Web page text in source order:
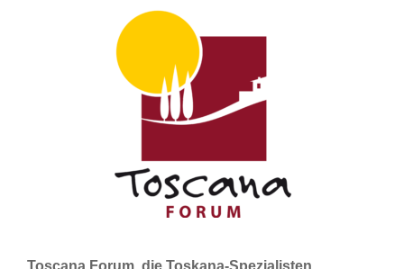
Toscana Forum, die Toskana-Spezialisten